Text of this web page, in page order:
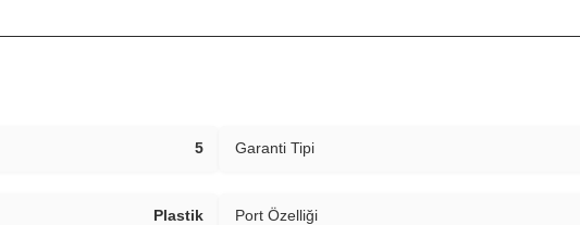
5 Garanti Tipi
Plastik Port Özelliği